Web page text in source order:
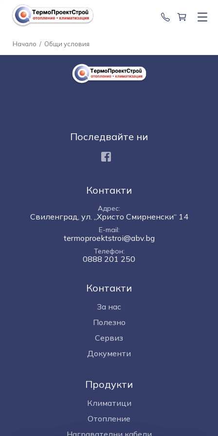
0888 201
Начало / Общи условия
Контакти
За нас
Полезно
Сервиз
Документи
Продукти
Климатици
Отопление
Контакти
Адрес
Свиленград, ул. „Христо Смирненски“ 14
E-mail
termoproektstroi@abv.bg
Телефон
0888 201 250
Последвайте ни